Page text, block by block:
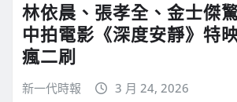
林依晨、張孝全、金士傑
中拍電影《深度安靜》特
瘋二刷
新一代時報 3 月 24, 2026